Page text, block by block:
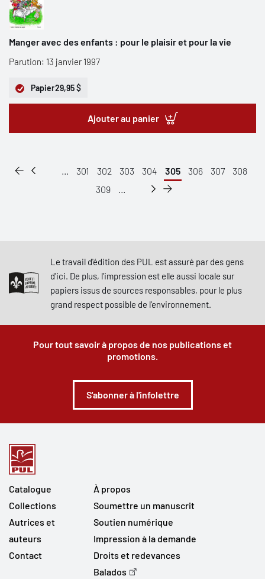
Manger avec des enfants : pour le plaisir et pour la vie
Parution: 13 janvier 1997
Papier29,95 $
Ajouter au panier
... 301 302 303 304 305 306 307
308
309
...
Le travail d'édition des PUL est assuré par des gens
d'ici. De plus, l'impression est elle aussi locale sur
papiers issus de sources responsables, pour le plus
grand respect possible de l'environnement.
Pour tout savoir à propos de nos publications et
promotions.
S'abonner à l'infolettre
Catalogue
Collections
Autrices et
auteurs
Contact
À propos
Soumettre un manuscrit
Soutien numérique
Impression à la demande
Droits et redevances
Balados